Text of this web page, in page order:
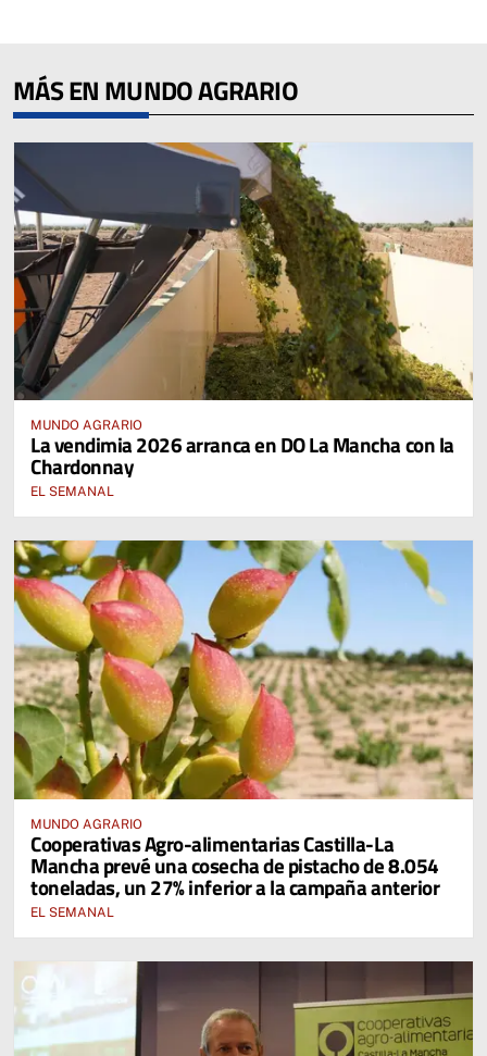
MÁS EN MUNDO AGRARIO
MUNDO AGRARIO
La vendimia 2026 arranca en DO La Mancha con la
Chardonnay
EL SEMANAL
MUNDO AGRARIO
Cooperativas Agro-alimentarias Castilla-La
Mancha prevé una cosecha de pistacho de 8.054
toneladas, un 27% inferior a la campaña anterior
EL SEMANAL